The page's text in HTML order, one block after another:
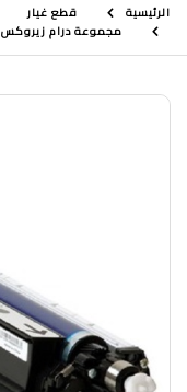
الرئيسية قطع غيار
مجموعة درام زيروكس 71/72 جديد هاي كوبي